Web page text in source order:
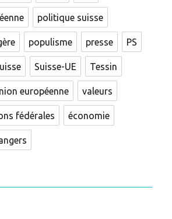
politique suisse
populisme presse PS
Suisse-UE Tessin
européenne valeurs
fédérales économie